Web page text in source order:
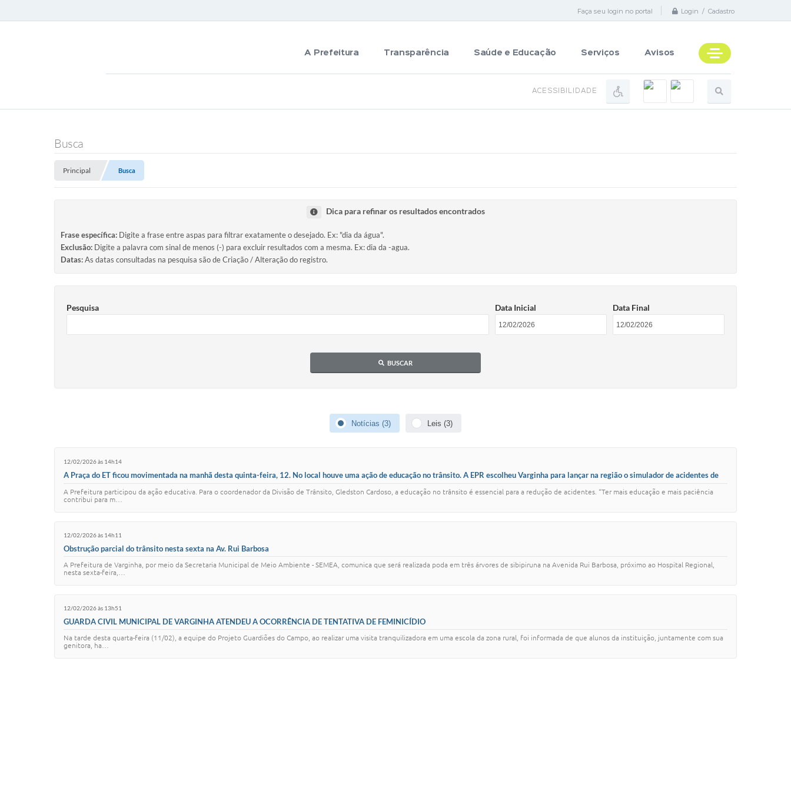
Faça seu login no portal Login / Cadastro
A Prefeitura Transparência Saúde e Educação Serviços Avisos
ACESSIBILIDADE
Busca
Principal Busca
Dica para refinar os resultados encontrados
Frase específica: Digite a frase entre aspas para filtrar exatamente o desejado. Ex: "dia da água".
Exclusão: Digite a palavra com sinal de menos (-) para excluir resultados com a mesma. Ex: dia da -agua.
Datas:As datas consultadas na pesquisa são de Criação / Alteração do registro.
Pesquisa Data Inicial Data Final
BUSCAR
Notícias (3) Leis (3)
12/02/2026 às 14h14
A Praça do ET ficou movimentada na manhã desta quinta-feira, 12. No local houve uma ação de educação no trânsito. A EPR escolheu Varginha para lançar na região o simulador de acidentes de
A Prefeitura participou da ação educativa. Para o coordenador da Divisão de Trânsito, Gledston Cardoso, a educação no trânsito é essencial para a redução de acidentes. “Ter mais educação e mais paciência
contribui para m…
12/02/2026 às 14h11
Obstrução parcial do trânsito nesta sexta na Av. Rui Barbosa
A Prefeitura de Varginha, por meio da Secretaria Municipal de Meio Ambiente - SEMEA, comunica que será realizada poda em três árvores de sibipiruna na Avenida Rui Barbosa, próximo ao Hospital Regional,
nesta sexta-feira,…
12/02/2026 às 13h51
GUARDA CIVIL MUNICIPAL DE VARGINHA ATENDEU A OCORRÊNCIA DE TENTATIVA DE FEMINICÍDIO
Na tarde desta quarta-feira (11/02), a equipe do Projeto Guardiões do Campo, ao realizar uma visita tranquilizadora em uma escola da zona rural, foi informada de que alunos da instituição, juntamente com sua
genitora, ha…